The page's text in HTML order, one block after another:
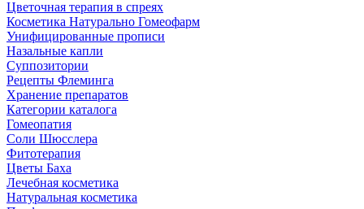
Цветочная терапия в спреях
Косметика Натурально Гомеофарм
Унифицированные прописи
Назальные капли
Суппозитории
Рецепты Флеминга
Хранение препаратов
Категории каталога
Гомеопатия
Соли Шюсслера
Фитотерапия
Цветы Баха
Лечебная косметика
Натуральная косметика